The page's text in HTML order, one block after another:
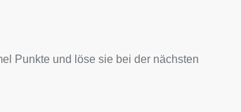
Punkte und löse sie bei der nächsten